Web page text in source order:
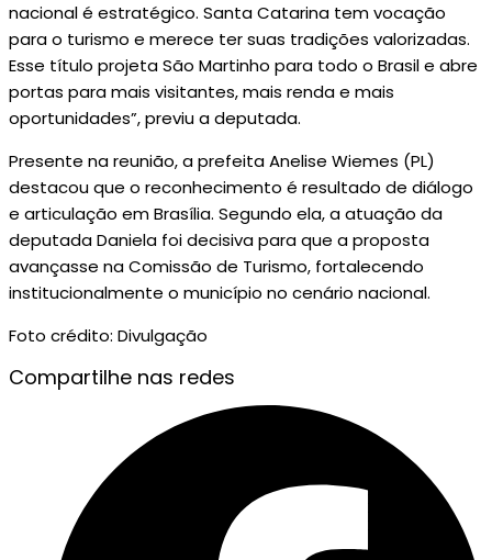
nacional é estratégico. Santa Catarina tem vocação
para o turismo e merece ter suas tradições valorizadas.
Esse título projeta São Martinho para todo o Brasil e abre
portas para mais visitantes, mais renda e mais
oportunidades”, previu a deputada.
Presente na reunião, a prefeita Anelise Wiemes (PL)
destacou que o reconhecimento é resultado de diálogo
e articulação em Brasília. Segundo ela, a atuação da
deputada Daniela foi decisiva para que a proposta
avançasse na Comissão de Turismo, fortalecendo
institucionalmente o município no cenário nacional.
Foto crédito: Divulgação
Compartilhe nas redes